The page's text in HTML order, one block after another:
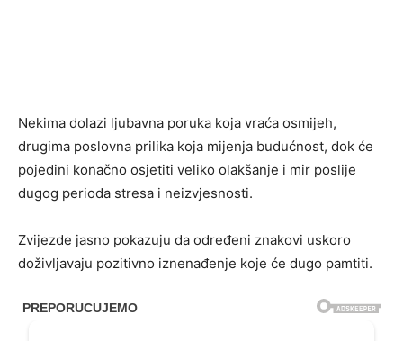
Nekima dolazi ljubavna poruka koja vraća osmijeh,
drugima poslovna prilika koja mijenja budućnost, dok će
pojedini konačno osjetiti veliko olakšanje i mir poslije
dugog perioda stresa i neizvjesnosti.
Zvijezde jasno pokazuju da određeni znakovi uskoro
doživljavaju pozitivno iznenađenje koje će dugo pamtiti.